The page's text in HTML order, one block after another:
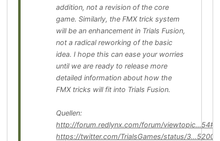
addition, not a revision of the core
game. Similarly, the FMX trick system
will be an enhancement in Trials Fusion,
not a radical reworking of the basic
idea. I hope this can ease your worries
until we are ready to release more
detailed information about how the
FMX tricks will fit into Trials Fusion.
Quellen:
http://forum.redlynx.com/forum/
https://twitter.com/TrialsGames/status/